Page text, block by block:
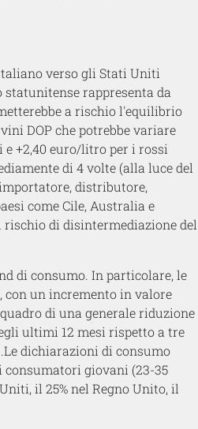
verso gli Stati Uniti
statunitense rappresenta da
a rischio l'equilibrio
DOP che potrebbe variare
e+2,40 euro/litro per i rossi
di 4 volte (alla lucedel
distributore,
come Cile, Australia e
rischio di disintermediazione del
di consumo. In particolare, le
con un incrementoin valore
di una generale riduzione
ultimi 12 mesi rispetto a tre
Ledichiarazioni di consumo
consumatori giovani (23-35
il 25% nel Regno Unito, il